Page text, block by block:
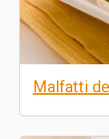
Malfatti